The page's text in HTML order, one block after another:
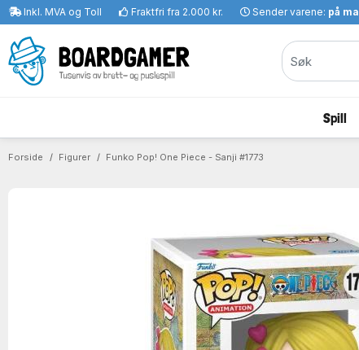
Inkl. MVA og Toll Fraktfri fra 2.000 kr. Sender varene: på
Spill
Forside Figurer Funko Pop! One Piece - Sanji #1773